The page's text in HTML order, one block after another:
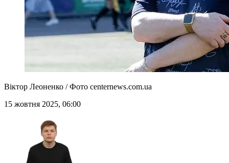
Віктор Леоненко / Фото centernews.com.ua
15 жовтня 2025, 06:00